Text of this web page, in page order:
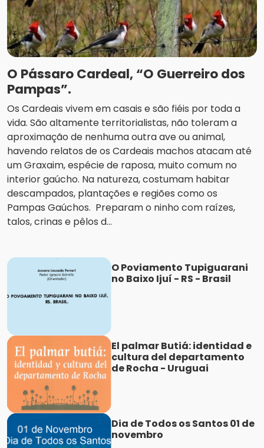
O Pássaro Cardeal, “O Guerreiro dos
Pampas”.
Os Cardeais vivem em casais e são fiéis por toda a
vida. São altamente territorialistas, não toleram a
aproximação de nenhuma outra ave ou animal,
havendo relatos de os Cardeais machos atacam até
um Graxaim, espécie de raposa, muito comum no
interior gaúcho. Na natureza, costumam habitar
descampados, plantações e regiões como os
Pampas Gaúchos. Preparam o ninho com raízes,
talos, crinas e pêlos d...
O Poviamento Tupiguarani
no Baixo Ijuí - RS - Brasil
El palmar Butiá: identidad e
cultura del departamento
de Rocha - Uruguai
Dia de Todos os Santos 01 de
novembro